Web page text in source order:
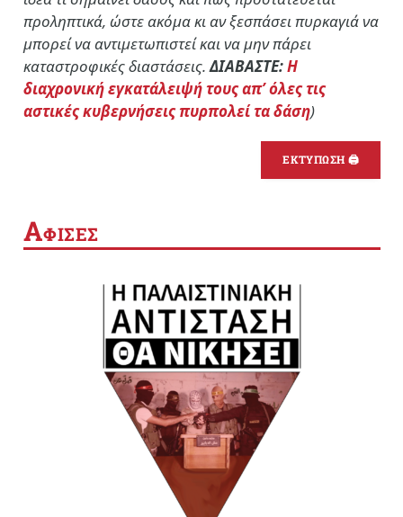
προληπτικά, ώστε ακόμα κι αν ξεσπάσει πυρκαγιά να
μπορεί να αντιμετωπιστεί και να μην πάρει
καταστροφικές διαστάσεις.ΔΙΑΒΑΣΤΕ:Η
διαχρονική εγκατάλειψή τους απ’ όλες τις
αστικές κυβερνήσεις πυρπολεί τα δάση)
ΕΚΤΥΠΩΣΗ 🖨
ΑΦΙΣΕΣ